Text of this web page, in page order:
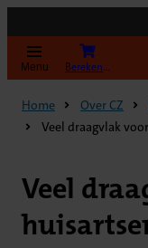
Menu Bereken uw premie
Home Over CZ
Veel draagvlak
Veel